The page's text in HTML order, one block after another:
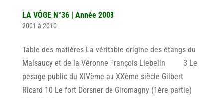
LA VÔGE N°36 | Année 2008
2001 à 2010
Table des matières La véritable origine des étangs du
Malsaucy et de la Véronne François Liebelin 3 Le
pesage public du XIVème au XXème siècle Gilbert
Ricard 10 Le fort Dorsner de Giromagny (1ère partie)